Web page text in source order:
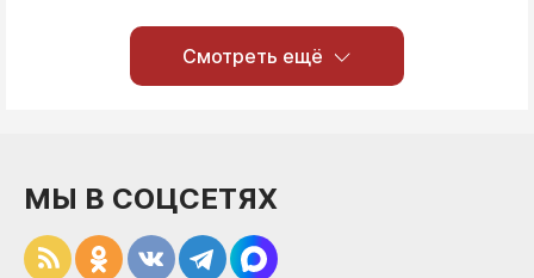
Смотреть ещё
МЫ В СОЦСЕТЯХ